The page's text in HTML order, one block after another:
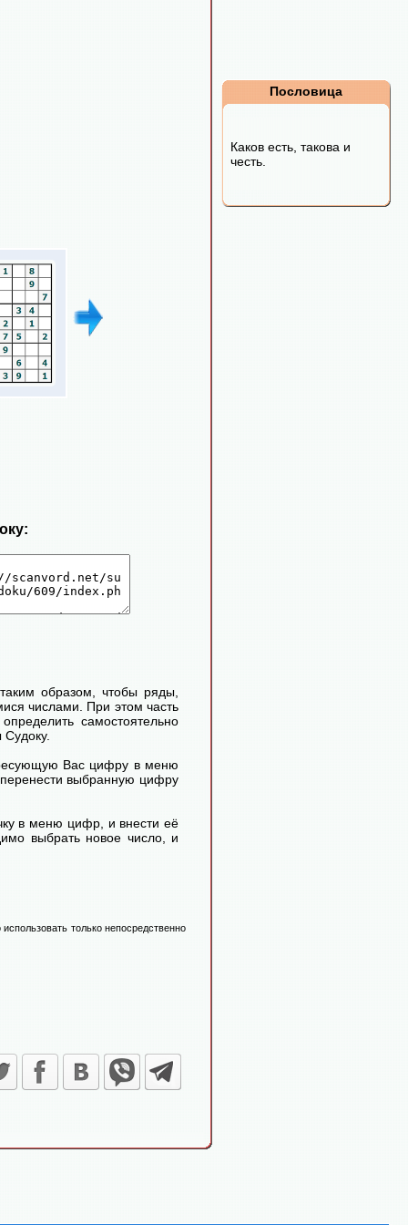
образом, чтобы ряды,
числами. При этом часть
самостоятельно
Вас цифру в меню
выбранную цифру
в меню цифр, и внести её
выбрать новое число, и
только непосредственно
Пословица
Каков есть, такова и
честь.